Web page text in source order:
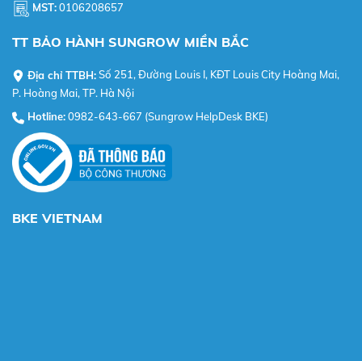
MST:0106208657
TT BẢO HÀNH SUNGROW MIỀN BẮC
Địa chỉ TTBH:Số 251, Đường Louis I, KĐT Louis City Hoàng Mai,
P. Hoàng Mai, TP. Hà Nội
Hotline:0982-643-667 (Sungrow HelpDesk BKE)
BKE VIETNAM